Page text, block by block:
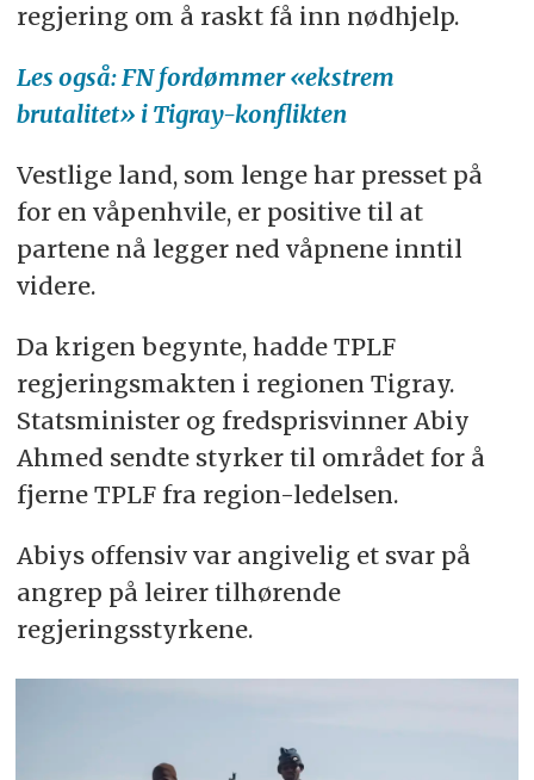
regjering om å raskt få inn nødhjelp.
Les også: FN fordømmer «ekstrem
brutalitet» i Tigray-konflikten
Vestlige land, som lenge har presset på
for en våpenhvile, er positive til at
partene nå legger ned våpnene inntil
videre.
Da krigen begynte, hadde TPLF
regjeringsmakten i regionen Tigray.
Statsminister og fredsprisvinner Abiy
Ahmed sendte styrker til området for å
fjerne TPLF fra region-ledelsen.
Abiys offensiv var angivelig et svar på
angrep på leirer tilhørende
regjeringsstyrkene.